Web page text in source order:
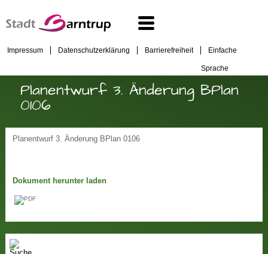
Impressum Datenschutzerklärung Barrierefreiheit Einfache
Sprache
Planentwurf 3. Änderung BPlan
0106
Planentwurf 3. Änderung BPlan 0106
Dokument herunter laden